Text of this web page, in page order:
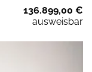
136.899,00 €
ausweisbar